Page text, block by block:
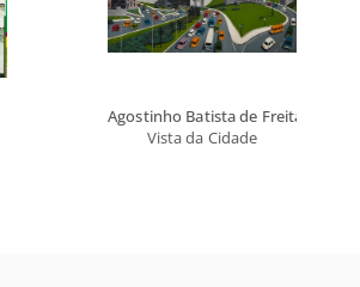
Agostinho Batista de Freitas
Vista da Cidade